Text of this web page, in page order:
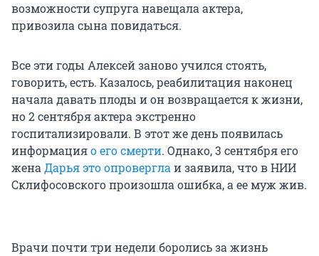
возможности супруга навещала актера,
привозила сына повидаться.
Все эти годы Алексей заново учился стоять,
говорить, есть. Казалось, реабилитация наконец
начала давать плоды и он возвращается к жизни,
но 2 сентября актера экстренно
госпитализировали. В этот же день появилась
информацияо его смерти. Однако, 3 сентября его
жена Дарья это опровергла и заявила, что в НИИ
Склифосовского произошла ошибка, а ее муж жив.
Врачи почти три недели боролись за жизнь